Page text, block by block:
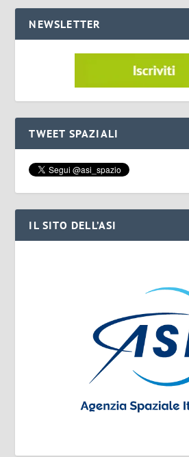
NEWSLETTER
TWEET SPAZIALI
IL SITO DELL’ASI